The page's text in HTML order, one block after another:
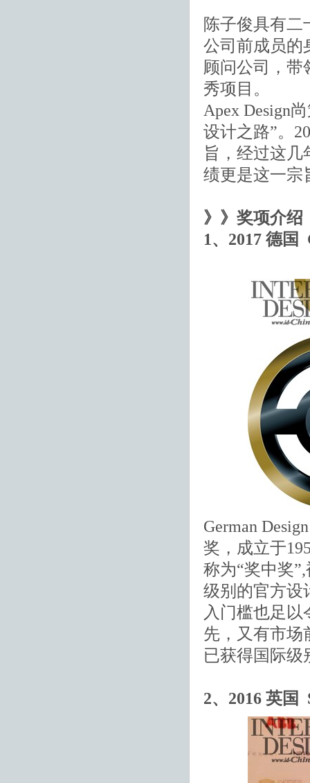
陈子俊具有
公司前成员的
顾问公司，带
秀项目。
Apex Design
设计之路”。
旨，经过这几
绩更是这一宗
》》奖项介绍
1、2017 德国
German
奖，成立于
称为“奖中奖
级别的官方设
入门槛也足
先，又有市场
已获得国际级
2、2016 英国